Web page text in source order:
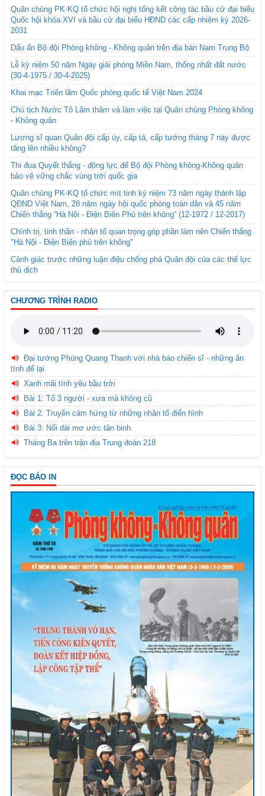
Quân chủng PK-KQ tổ chức hội nghị tổng kết công tác bầu cử đại biểu
Quốc hội khóa XVI và bầu cử đại biểu HĐND các cấp nhiệm kỳ 2026-
2031
Dấu ấn Bộ đội Phòng không - Không quân trên địa bàn Nam Trung Bộ
Lễ kỷ niệm 50 năm Ngày giải phóng Miền Nam, thống nhất đất nước
(30-4-1975 / 30-4-2025)
Khai mạc Triển lãm Quốc phòng quốc tế Việt Nam 2024
Chủ tịch Nước Tô Lâm thăm và làm việc tại Quân chủng Phòng không
- Không quân
Lương sĩ quan Quân đội cấp úy, cấp tá, cấp tướng tháng 7 này được
tăng lên nhiều không?
Thi đua Quyết thắng - động lực để Bộ đội Phòng không-Không quân
bảo vệ vững chắc vùng trời quốc gia
Quân chủng PK-KQ tổ chức mít tinh kỷ niệm 73 năm ngày thành lập
QĐND Việt Nam, 28 năm ngày hội quốc phòng toàn dân và 45 năm
Chiến thắng “Hà Nội - Điện Biên Phủ trên không” (12-1972 / 12-2017)
Chính trị, tinh thần - nhân tố quan trọng góp phần làm nên Chiến thắng
"Hà Nội - Điện Biên phủ trên không"
Cảnh giác trước những luận điệu chống phá Quân đội của các thế lực
thù địch
CHƯƠNG TRÌNH RADIO
Đại tướng Phùng Quang Thanh với nhà báo chiến sĩ - những ân
tình để lại
Xanh mãi tình yêu bầu trời
Bài 1: Tổ 3 người - xưa mà không cũ
Bài 2: Truyền cảm hứng từ những nhân tố điển hình
Bài 3: Nối dài mơ ước tân binh
Tháng Ba trên trận địa Trung đoàn 218
ĐỌC BÁO IN